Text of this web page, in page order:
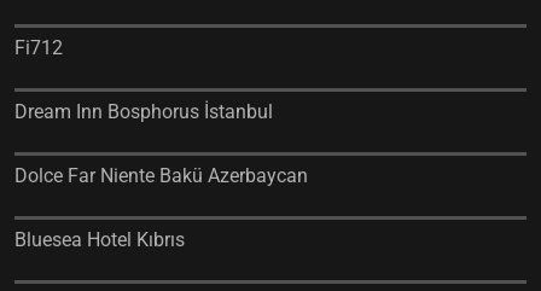
Fi712
Dream Inn Bosphorus İstanbul
Dolce Far Niente Bakü Azerbaycan
Bluesea Hotel Kıbrıs